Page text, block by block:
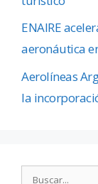
ENAIRE
aeronáutica
Aerolíneas
la